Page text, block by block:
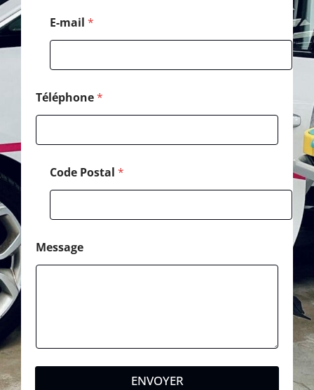
E-mail *
Téléphone*
Code Postal *
Message
ENVOYER